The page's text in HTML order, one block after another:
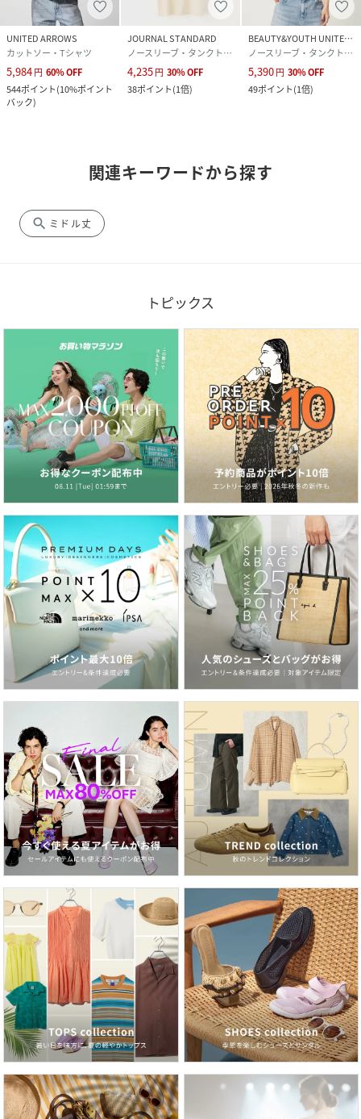
UNITED ARROWS
カットソー・Tシャツ
5,984円 60%OFF
544ポイント(10%ポイント
バック)
JOURNAL STANDARD
ノースリーブ・タンクトップ
4,235円 30%OFF
38ポイント(1倍)
BEAUTY&YOUTH UNITED ARROWS
ノースリーブ・タンクトップ
5,390円 30%OFF
49ポイント(1倍)
関連キーワードから探す
search ミドル丈
トピックス